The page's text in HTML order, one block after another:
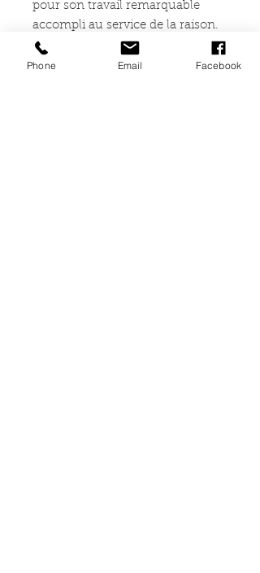
pour son travail remarquable
accompli au service de la raison.
This book project is intended to
eulogize an outstanding hero of
Phone Email Facebook